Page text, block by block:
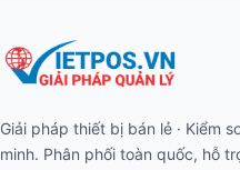
Giải pháp thiết bị bán lẻ · Kiểm
minh. Phân phối toàn quốc, hỗ